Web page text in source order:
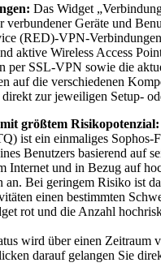
Das Widget
verbundener Geräte und
(RED)-VPN-
aktive Wireless Access
per SSL-VPN sowie die
auf die verschiedenen
direkt zur jeweiligen Setup-
größtem Risikopotenzial:
ist ein einmaliges Sophos-
Benutzers basierend auf
Internet und in Bezug auf
an. Bei geringem Risiko ist
einen bestimmten
rot und die Anzahl
wird über einen Zeitraum
darauf gelangen Sie